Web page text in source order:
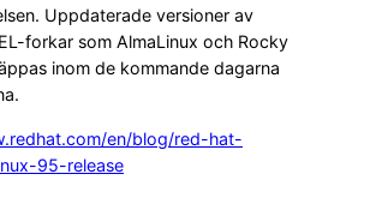
Uppdaterade versioner av
forkar som AlmaLinux och Rocky
inom de kommande dagarna
en/blog/red-hat-
95-release